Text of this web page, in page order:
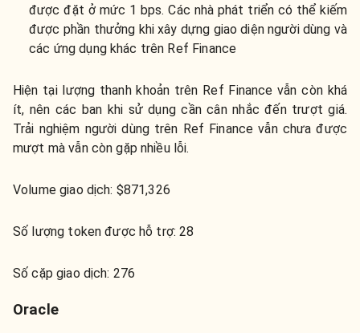
được đặt ở mức 1 bps. Các nhà phát triển có thể kiếm
được phần thưởng khi xây dựng giao diện người dùng và
các ứng dụng khác trên Ref Finance
Hiện tại lượng thanh khoản trên Ref Finance vẫn còn khá
ít, nên các ban khi sử dụng cần cân nhắc đến trượt giá.
Trải nghiệm người dùng trên Ref Finance vẫn chưa được
mượt mà vẫn còn gặp nhiều lỗi.
Volume giao dịch: $871,326
Số lượng token được hỗ trợ: 28
Số cặp giao dịch: 276
Oracle